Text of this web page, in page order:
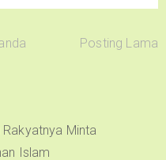
Posting Lama
Rakyatnya Minta
Islam